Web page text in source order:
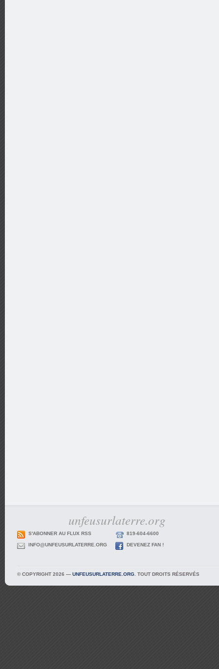
unfeusurlaterre.org
S'ABONNER AU FLUX RSS 819-604-6600
INFO@UNFEUSURLATERRE.ORG DEVENEZ FAN !
© COPYRIGHT 2026 — UNFEUSURLATERRE.ORG . TOUT DROITS RÉSERVÉS